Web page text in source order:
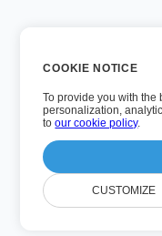
Πολιτική
Οροι χρήσης
Εκτελεστική
Τελευταία
COOKIE NOTICE
To provide you with the
personalization,
toour cookie policy.
CUSTOMIZE